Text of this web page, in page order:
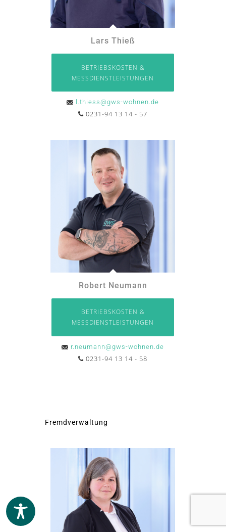
Lars Thieß
BETRIEBSKOSTEN &
MESSDIENSTLEISTUNGEN
l.thiess@gws-wohnen.de
0231-94 13 14 - 57
Robert Neumann
BETRIEBSKOSTEN &
MESSDIENSTLEISTUNGEN
r.neumann@gws-wohnen.de
0231-94 13 14 - 58
Fremdverwaltung